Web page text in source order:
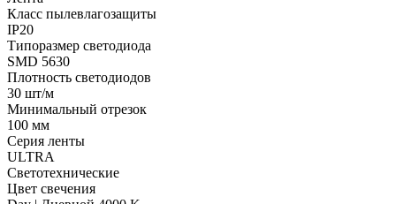
Класс пылевлагозащиты
IP20
Типоразмер светодиода
SMD 5630
Плотность светодиодов
30 шт/м
Минимальный отрезок
100 мм
Серия ленты
ULTRA
Светотехнические
Цвет свечения